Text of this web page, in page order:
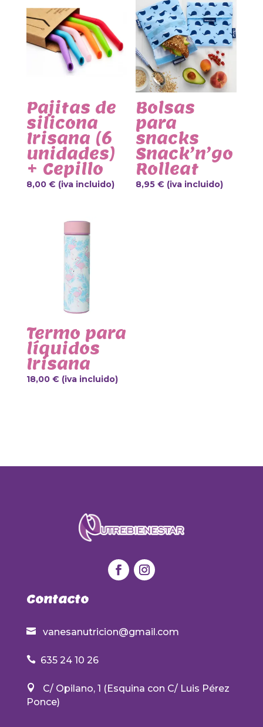
Pajitas de
silicona
Irisana (6
unidades)
+ Cepillo
8,00 € (iva incluido)
Bolsas
para
snacks
Snack’n’go
Rolleat
8,95€ (iva incluido)
Termo para
líquidos
Irisana
18,00 € (iva incluido)
Contacto
 vanesanutricion@gmail.com
 635 24 10 26

C/ Opilano, 1 (Esquina con C/ Luis Pérez
Ponce)